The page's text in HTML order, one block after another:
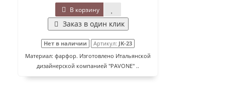
В корзину
Заказ в один клик
Нет в наличии Артикул: JK-23
Материал: фарфор. Изготовлено Итальянской
дизайнерской компанией "PAVONE" ..